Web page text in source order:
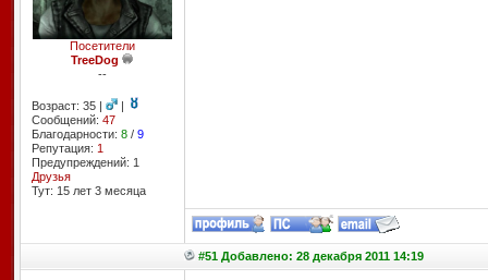
Посетители
TreeDog
--
Возраст: 35 |
|
Сообщений: 47
Благодарности: 8/ 9
Репутация: 1
Предупреждений: 1
Друзья
Тут: 15 лет 3 месяцa
#51 Добавлено: 28 декабря 2011 14:19